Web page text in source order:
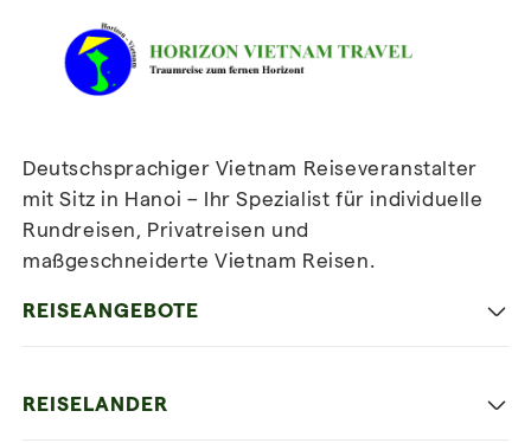
Newsletterabonnieren
Deutschsprachiger Vietnam Reiseveranstalter
mit Sitz in Hanoi – Ihr Spezialist für individuelle
Rundreisen, Privatreisen und
maßgeschneiderte Vietnam Reisen.
REISEANGEBOTE
REISELANDER